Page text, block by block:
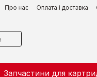
Про нас Оплата і доставка
Запчастини для